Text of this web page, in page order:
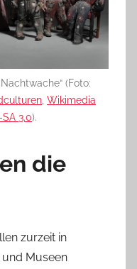
(Foto:
Wikimedia
3.0).
die
zurzeit in
Museen